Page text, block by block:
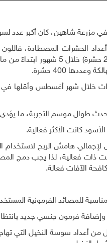
في مزرعة شاهين، كان أكبر
المصائد ذات اللون الأبيض
خلال شهر أغسطس وأقلها
طوال موسم التجربة، ما
كانت الأكثر فعالية.
هامش الربح لاستخدام
ذات فعالية، لذا يجب دمج
الآفات فعالة.
مناسبة للمصائد الفرمونية
فرمون جنسي جديد
من أعداد سوسة النخيل التي